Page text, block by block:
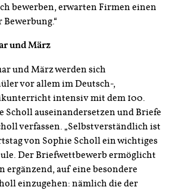
bewerben, erwarten Firmen einen
und März
und März werden sich
vor allem im Deutsch-,
intensiv mit dem 100.
Scholl auseinandersetzen und Briefe
verfassen. „Selbstverständlich ist
von Sophie Scholl ein wichtiges
Der Briefwettbewerb ermöglicht
ergänzend, auf eine besondere
einzugehen: nämlich die der